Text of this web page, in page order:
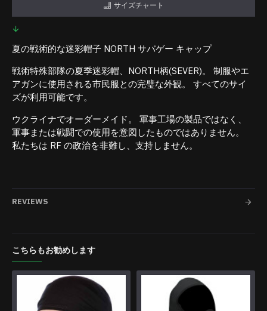
サイズチャート
夏の戦術的な迷彩帽子 NORTH サバゲー キャップ
戦術特殊部隊の夏季迷彩帽、NORTH柄(SEVER)。 制服やエ
アガンに使用される市民服との完璧な外観。 すべてのサイ
ズが利用可能です。
ウクライナでオーダーメイド。 軍事工場の製品ではなく、
軍事または戦闘での使用を意図したものではありません。
私たちは RF の政治を非難し、支持しません。
REVIEWS
こちらもお勧めします